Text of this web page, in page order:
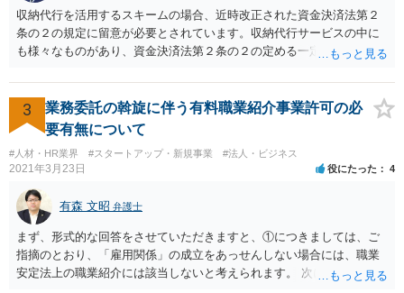
収納代行を活用するスキームの場合、近時改正された資金決済法第２
条の２の規定に留意が必要とされています。収納代行サービスの中に
も様々なものがあり、資金決済法第２条の２の定める一定の要件（内
ことが明らかにされました。 この資金決済法第２条の２の定める一
定の要件（内閣府令で定める要件も含む）については、該当条文を見
るだけではなかなか理解し難いところがあるかと思いますし、この掲
示板で回答するには限界がありますので、この分野に詳しそうな弁護
士の方に直接相談なさってみて下さい。 （資金決済法） 第二条の二
金銭債権を有する者（以下この条において「受取人」という。）から
の委託、受取人からの金銭債権の譲受けその他これらに類する方法に
より、当該金銭債権に係る債務者又は当該債務者からの委託（二以上
の段階にわたる委託を含む。）その他これに類する方法により支払を
行う者から弁済として資金を受け入れ、又は他の者に受け入れさせ、
当該受取人に当該資金を移動させる行為（当該資金を当該受取人に交
付することにより移動させる行為を除く。）であって、受取人が個人
3
業務委託の斡旋に伴う有料職業紹介事業許可の必
要有無について
#人材・HR業界 #スタートアップ・新規事業 #法人・ビジネス
2021年3月23日 役にたった 4
有森 文昭 弁護士
まず、形式的な回答をさせていただきますと、①につきましては、ご
指摘のとおり、「雇用関係」の成立をあっせんしない場合には、職業
安定法上の職業紹介には該当しないと考えられます。 次に、②につい